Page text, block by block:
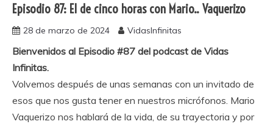
Episodio 87: El de cinco horas con Mario.. Vaquerizo
28 de marzo de 2024 VidasInfinitas
Bienvenidos al Episodio #87 del podcast de Vidas
Infinitas.
Volvemos después de unas semanas con un invitado de
esos que nos gusta tener en nuestros micrófonos. Mario
Vaquerizo nos hablará de la vida, de su trayectoria y por